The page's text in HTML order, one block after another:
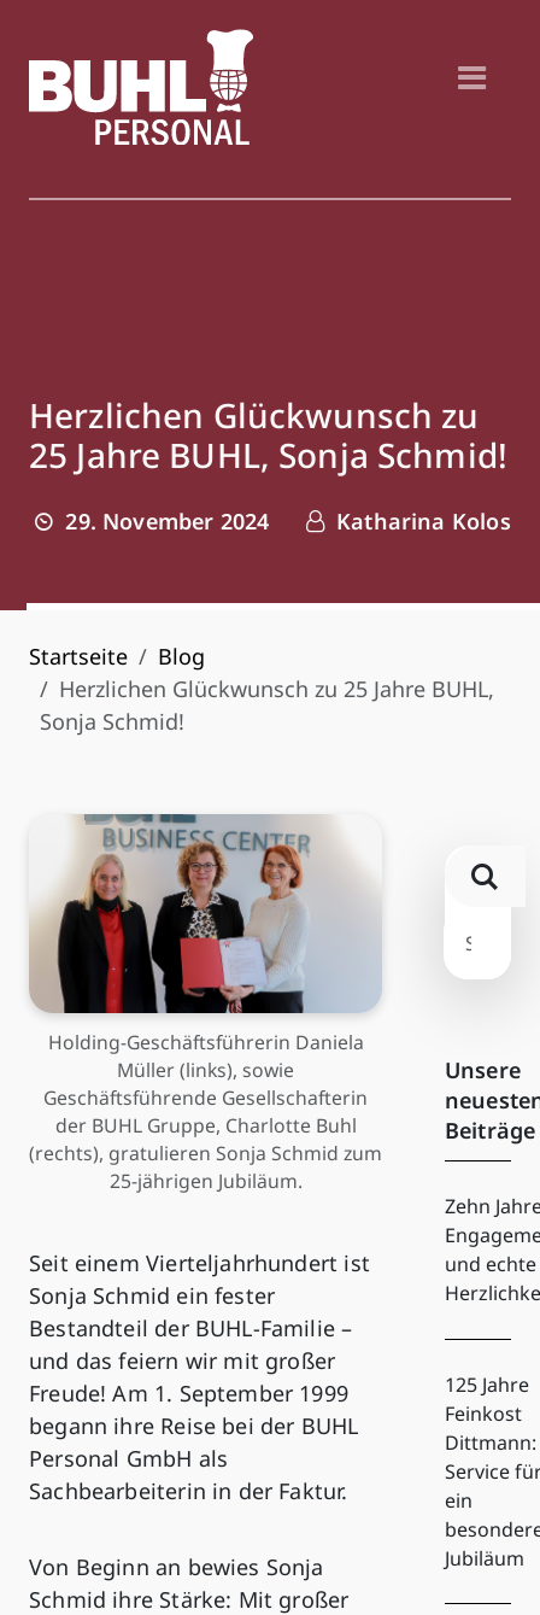
Herzlichen Glückwunsch zu
25 Jahre BUHL, Sonja Schmid!
29. November 2024 Katharina Kolos
Startseite
Blog
Herzlichen Glückwunsch zu 25 Jahre BUHL,
Sonja Schmid!
Holding-Geschäftsführerin Daniela
Müller (links), sowie
Geschäftsführende Gesellschafterin
der BUHL Gruppe, Charlotte Buhl
(rechts), gratulieren Sonja Schmid zum
25-jährigen Jubiläum.
Seit einem Vierteljahrhundert ist
Sonja Schmid ein fester
Bestandteil der BUHL-Familie –
und das feiern wir mit großer
Freude! Am 1. September 1999
begann ihre Reise bei der BUHL
Personal GmbH als
Sachbearbeiterin in der Faktur.
Von Beginn an bewies Sonja
Schmid ihre Stärke: Mit großer
Unsere
Beiträge
Zehn
und echte
125 Jahre
Feinkost
Dittmann:
Service
ein
Jubiläum